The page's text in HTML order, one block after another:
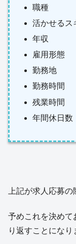
職種
活かせるス
年収
雇用形態
勤務地
勤務時間
残業時間
年間休日数
上記が求人応募
予めこれを決めて
り返すことになり